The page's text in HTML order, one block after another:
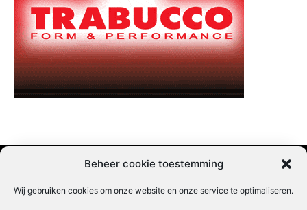
Beheer cookie toestemming
Wij gebruiken cookies om onze website en onze service te optimaliseren.